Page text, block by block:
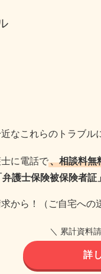
なこれらのトラブル
に電話で、相談料無
護士保険被保険者証」
から！（ご自宅への
＼ 累計資料
詳